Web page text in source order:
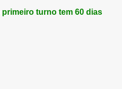
turno tem 60 dias